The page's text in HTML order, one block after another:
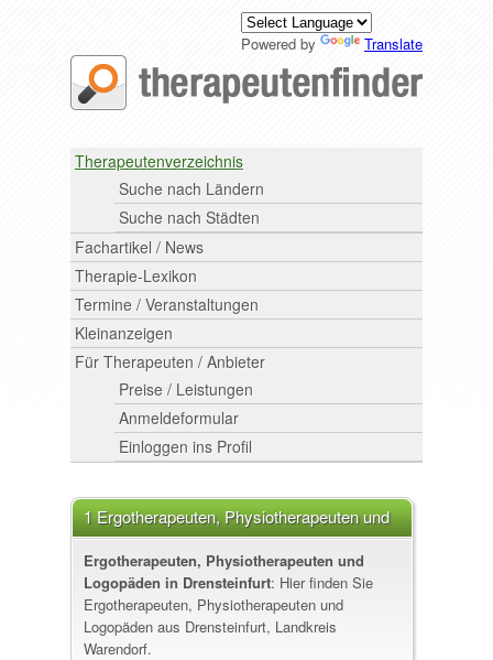
Powered by Translate
Therapeutenverzeichnis
Suche nach Ländern
Suche nach Städten
Fachartikel / News
Therapie-Lexikon
Termine / Veranstaltungen
Kleinanzeigen
Für Therapeuten / Anbieter
Preise / Leistungen
Anmeldeformular
Einloggen ins Profil
1 Ergotherapeuten, Physiotherapeuten und
Logopäden in Drensteinfurt
Ergotherapeuten, Physiotherapeuten und
Logopäden in Drensteinfurt: Hier finden Sie
Ergotherapeuten, Physiotherapeuten und
Logopäden aus Drensteinfurt, Landkreis
Warendorf.